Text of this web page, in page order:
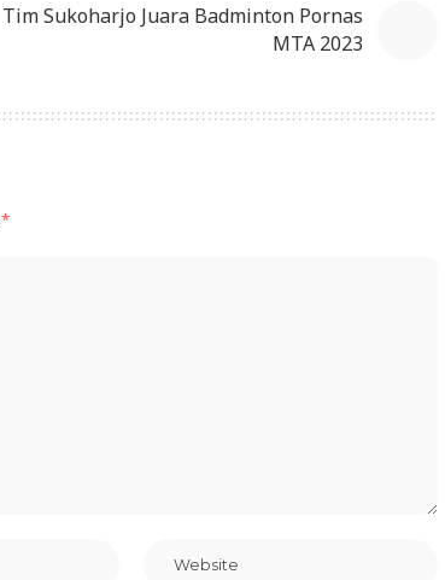
Tim Sukoharjo Juara Badminton Pornas
MTA 2023
*